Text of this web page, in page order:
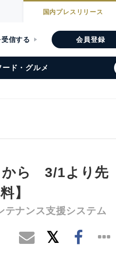
国内プレスリリース
信する 会員登録
ード・グルメ
から 3/1より先
】
ナンス支援システム